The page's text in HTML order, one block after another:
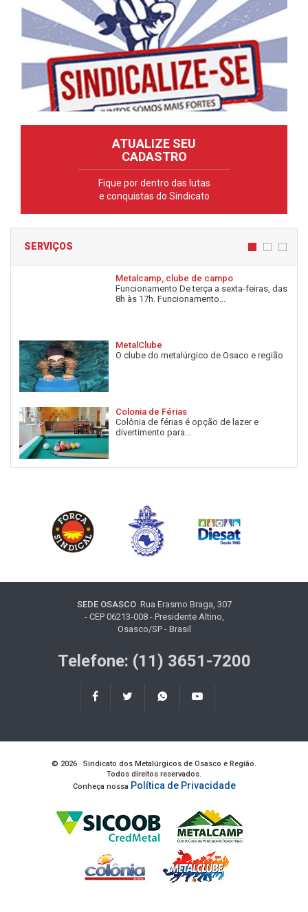
ATUALIZE SEU
CADASTRO
Fique por dentro das lutas
e conquistas do Sindicato
SERVIÇOS
Metalcamp, clube de campo
Funcionamento De terça a sexta-feiras, das
8h às 17h. Funcionamento...
MetalClube
O clube do metalúrgico de Osaco e região
Colonia de Férias
Colônia de férias é opção de lazer e
divertimento para...
SEDE OSASCORua Erasmo Braga, 307
- CEP 06213-008 - Presidente Altino,
Osasco/SP - Brasil
Telefone: (11) 3651-7200
© 2026 · Sindicato dos Metalúrgicos de Osasco e Região.
Todos direitos reservados.
Conheça nossa Política de Privacidade